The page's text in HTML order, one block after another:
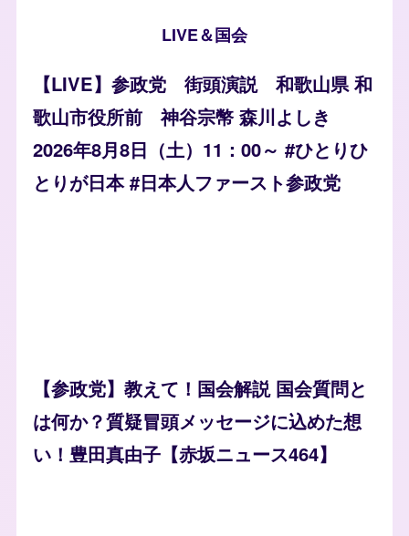
LIVE＆国会
【LIVE】参政党 街頭演説 和歌山県 和
歌山市役所前 神谷宗幣 森川よしき
2026年8月8日（土）11：00～ #ひとりひ
とりが日本 #日本人ファースト参政党
【参政党】教えて！国会解説 国会質問と
は何か？質疑冒頭メッセージに込めた想
い！豊田真由子【赤坂ニュース464】